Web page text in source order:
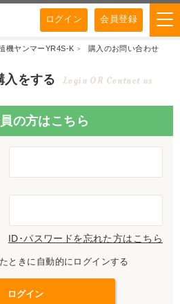
ログイン 会員登録
機ヤンマーYR4S-K 購入のお問い合わせ
入をする Login OR Contact us
の方はこちら
ID･パスワードを忘れた方はこちら
ときに自動的にログインする